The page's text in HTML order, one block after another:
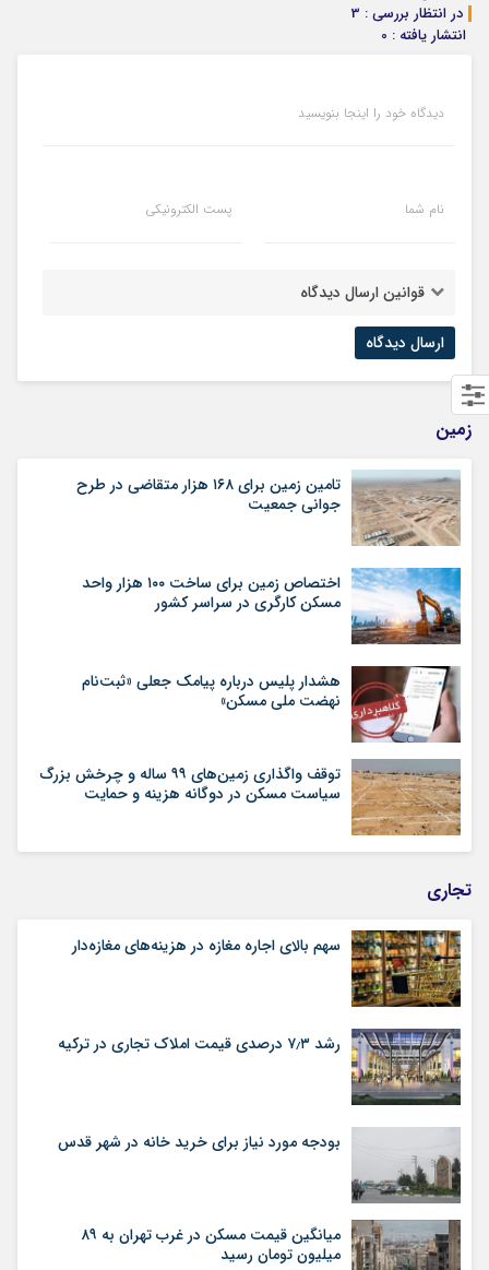
در انتظار بررسی : 3
انتشار یافته : 0
دیدگاه خود را اینجا بنویسید
نام شما پست الکترونیکی
قوانین ارسال دیدگاه
زمین
تامین زمین برای ۱۶۸ هزار متقاضی در طرح
جوانی جمعیت
اختصاص زمین برای ساخت ۱۰۰ هزار واحد
مسکن کارگری در سراسر کشور
هشدار پلیس درباره پیامک جعلی «ثبت‌نام
نهضت ملی مسکن»
توقف واگذاری زمین‌های ۹۹ ساله و چرخش بزرگ
سیاست مسکن در دوگانه هزینه و حمایت
تجاری
سهم بالای اجاره‌‌ مغازه در هزینه‌‌های مغازه‌‌دار
رشد ۷٫۳ درصدی قیمت‌ املاک تجاری در ترکیه
بودجه مورد نیاز برای خرید خانه در شهر قدس
میانگین قیمت مسکن در غرب تهران به ۸۹
میلیون تومان رسید